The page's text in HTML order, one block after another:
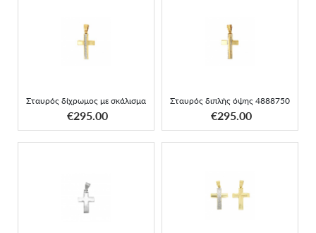
Σταυρός δίχρωμος με σκάλισμα
€295.00
Σταυρός δίχρωμος με
σκάλισμα
ΑΠΟΚΤΗΣΕ ΤΟ
Σταυρός διπλής όψης 4888750
€295.00
Σταυρός διπλής όψης
4888750
ΑΠΟΚΤΗΣΕ ΤΟ
Σταυρός σκέτος
(4686950)
Σταυρός δίχρωμος διπλής
όψεως 4729050